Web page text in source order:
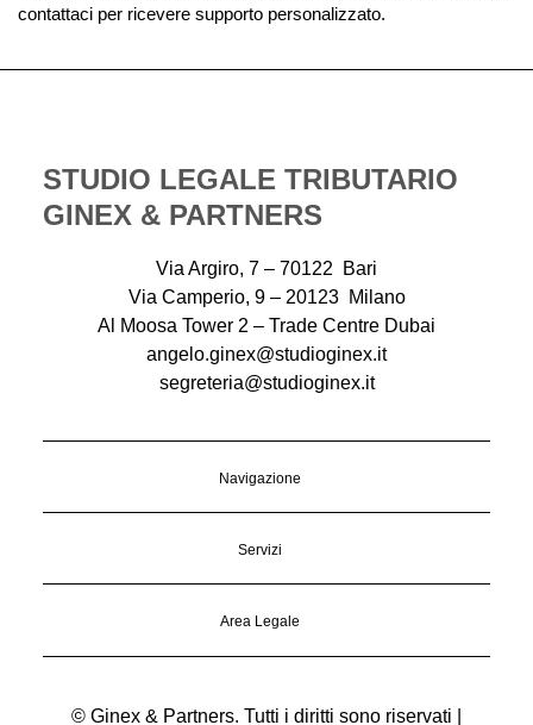
contattaci per ricevere supporto personalizzato.
STUDIO LEGALE TRIBUTARIO
GINEX & PARTNERS
Via Argiro, 7 – 70122 Bari
Via Camperio, 9 – 20123 Milano
Al Moosa Tower 2 – Trade Centre Dubai
angelo.ginex@studioginex.it
segreteria@studioginex.it
Navigazione
Servizi
Area Legale
© Ginex & Partners. Tutti i diritti sono riservati |